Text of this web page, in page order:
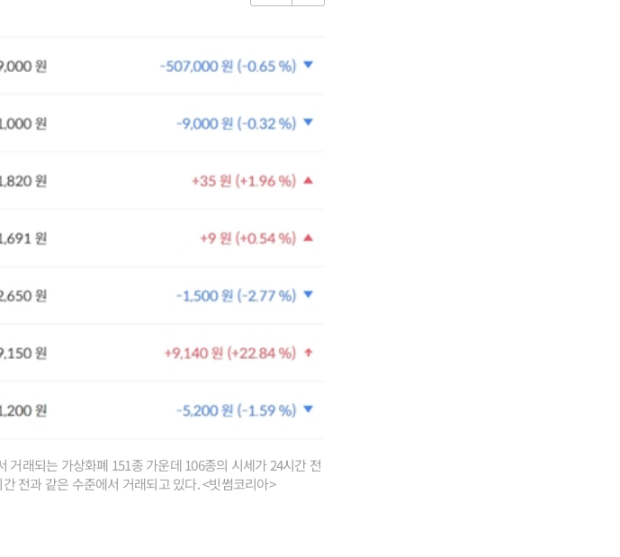
래되는 가상화폐 151종 가운데 106종의 시세가 24시간 전
전과 같은 수준에서 거래되고 있다. <빗썸코리아>